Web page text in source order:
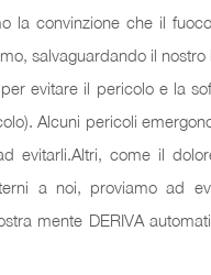
la convinzione che il
salvaguardando il nostro
evitare il pericolo e la
Alcuni pericoli
evitarli.Altri, come il
a noi, proviamo ad
mente DERIVA